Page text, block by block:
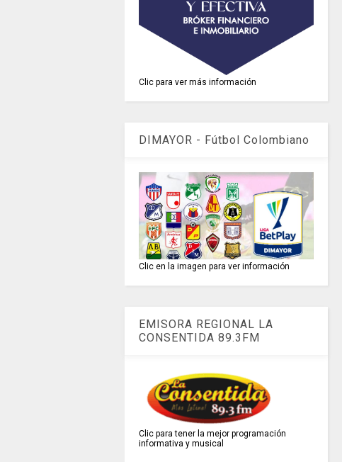
Clic para ver más información
DIMAYOR - Fútbol Colombiano
Clic en la imagen para ver información
EMISORA REGIONAL LA
CONSENTIDA 89.3FM
Clic para tener la mejor programación
informativa y musical